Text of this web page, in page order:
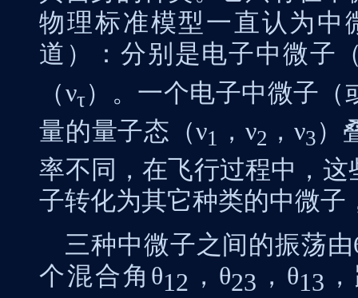
物理标准模型一直认为中
道）：分别是电子中微子
（ντ）。一个电子中微子（
量的量子态（ν1 ， ν2 ， ν3 ）
率不同，在飞行过程中，
子转化为其它种类的中微子
三种中微子之间的振荡由
个混合角 θ12 ， θ23 ， θ13